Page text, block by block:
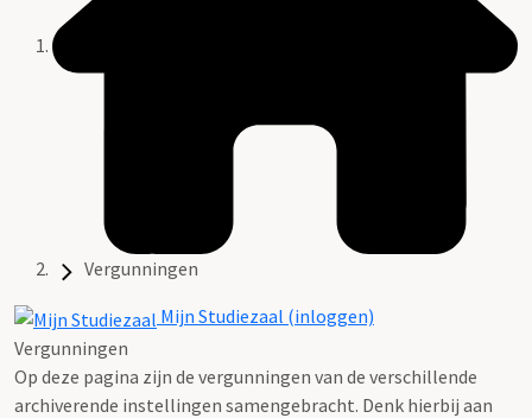
Vergunningen
Mijn Studiezaal (inloggen)
Vergunningen
Op deze pagina zijn de vergunningen van de verschillende
archiverende instellingen samengebracht. Denk hierbij aan